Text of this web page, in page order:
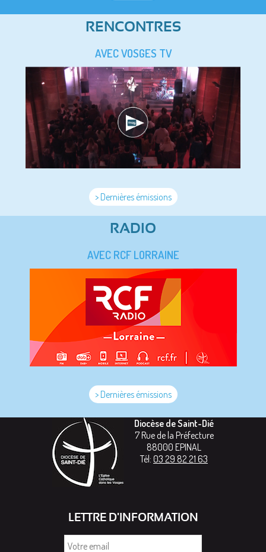
RENCONTRES
AVEC VOSGES TV
> Dernières émissions
RADIO
AVEC RCF LORRAINE
> Dernières émissions
Diocèse de Saint-Dié
7 Rue de la Préfecture
88000 EPINAL
Tél: 03 29 82 21 63
LETTRE D'INFORMATION